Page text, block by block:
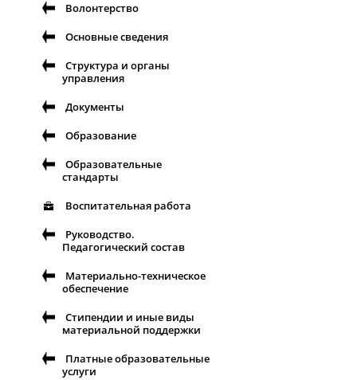
Волонтерство
Основные сведения
Структура и органы
управления
Документы
Образование
Образовательные
стандарты
Воспитательная работа
Руководство.
Педагогический состав
Материально-техническое
обеспечение
Стипендии и иные виды
материальной поддержки
Платные образовательные
услуги